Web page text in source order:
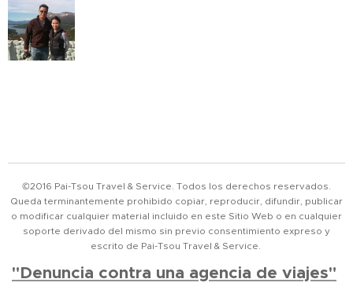
©2016 Pai-Tsou Travel & Service. Todos los derechos reservados.
Queda terminantemente prohibido copiar, reproducir, difundir, publicar
o modificar cualquier material incluido en este Sitio Web o en cualquier
soporte derivado del mismo sin previo consentimiento expreso y
escrito de Pai-Tsou Travel & Service.
"Denuncia contra una agencia de viajes"